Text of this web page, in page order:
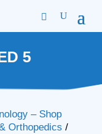
5
– Shop
Orthopedics /